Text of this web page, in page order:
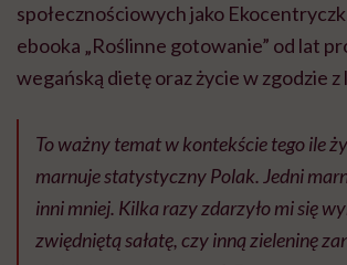
społecznościowych jako
ebooka „Roślinne gotowanie” od lat
wegańską dietę oraz życie w zgodzie z
To ważny temat w kontekście tego ile
marnuje statystyczny Polak. Jedni
inni mniej. Kilka razy zdarzyło mi się
zwiędniętą sałatę, czy inną zieleninę